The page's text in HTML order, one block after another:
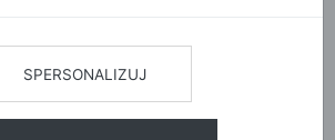
SPERSONALIZUJ